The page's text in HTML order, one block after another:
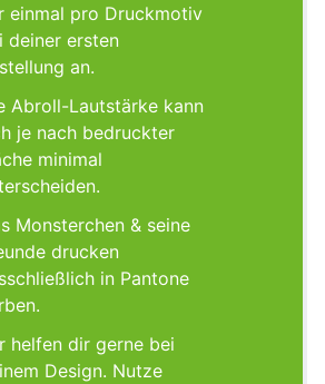
einmal pro Druckmotiv
deiner ersten
an.
Abroll-Lautstärke kann
je nach bedruckter
minimal
Monsterchen & seine
drucken
in Pantone
helfen dir gerne bei
Design. Nutze